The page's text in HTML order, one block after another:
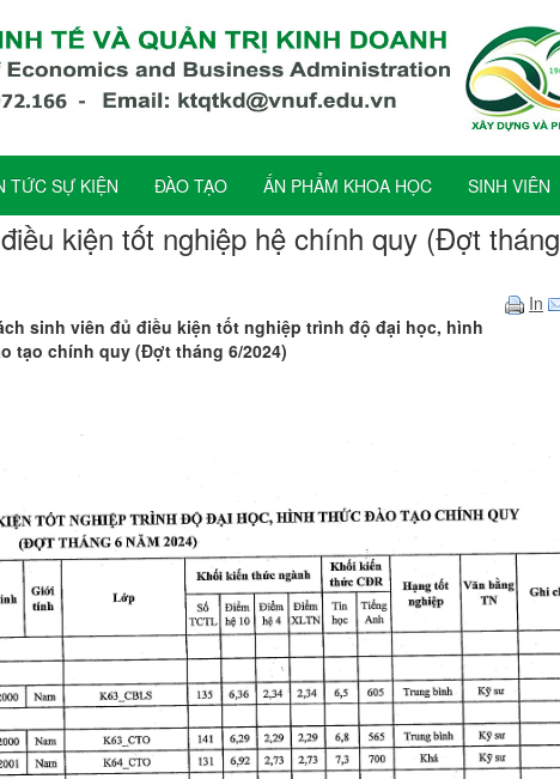
TỨC SỰ KIỆN ĐÀO TẠO ẤN PHẨM KHOA HỌC SINH VIÊN
kiện tốt nghiệp hệ chính quy (Đợt tháng
In
sinh viên đủ điều kiện tốt nghiệp trình độ đại học, hình
tạo chính quy (Đợt tháng 6/2024)